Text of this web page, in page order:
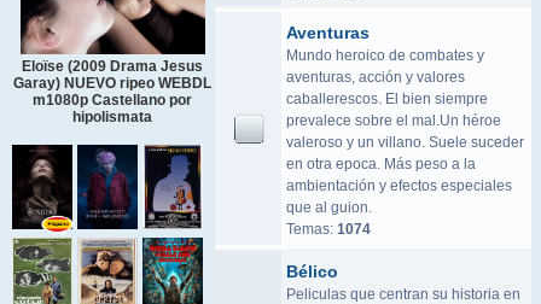
Eloïse (2009 Drama Jesus
Garay) NUEVO ripeo WEBDL
m1080p Castellano por
hipolismata
Aventuras
Mundo heroico de combates y
aventuras, acción y valores
caballerescos. El bien siempre
prevalece sobre el mal.Un héroe
valeroso y un villano. Suele suceder
en otra epoca. Más peso a la
ambientación y efectos especiales
que al guion.
Temas: 1074
Bélico
Peliculas que centran su historia en